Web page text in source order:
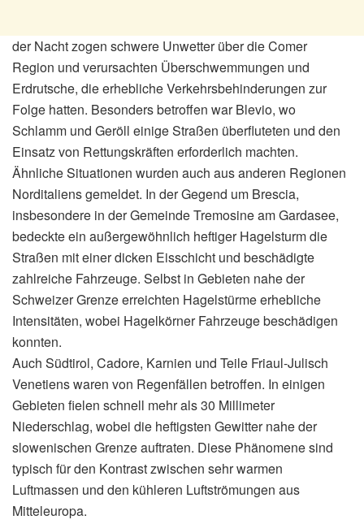
der Nacht zogen schwere Unwetter über die Comer
Region und verursachten Überschwemmungen und
Erdrutsche, die erhebliche Verkehrsbehinderungen zur
Folge hatten. Besonders betroffen war Blevio, wo
Schlamm und Geröll einige Straßen überfluteten und den
Einsatz von Rettungskräften erforderlich machten.
Ähnliche Situationen wurden auch aus anderen Regionen
Norditaliens gemeldet. In der Gegend um Brescia,
insbesondere in der Gemeinde Tremosine am Gardasee,
bedeckte ein außergewöhnlich heftiger Hagelsturm die
Straßen mit einer dicken Eisschicht und beschädigte
zahlreiche Fahrzeuge. Selbst in Gebieten nahe der
Schweizer Grenze erreichten Hagelstürme erhebliche
Intensitäten, wobei Hagelkörner Fahrzeuge beschädigen
konnten.
Auch Südtirol, Cadore, Karnien und Teile Friaul-Julisch
Venetiens waren von Regenfällen betroffen. In einigen
Gebieten fielen schnell mehr als 30 Millimeter
Niederschlag, wobei die heftigsten Gewitter nahe der
slowenischen Grenze auftraten. Diese Phänomene sind
typisch für den Kontrast zwischen sehr warmen
Luftmassen und den kühleren Luftströmungen aus
Mitteleuropa.